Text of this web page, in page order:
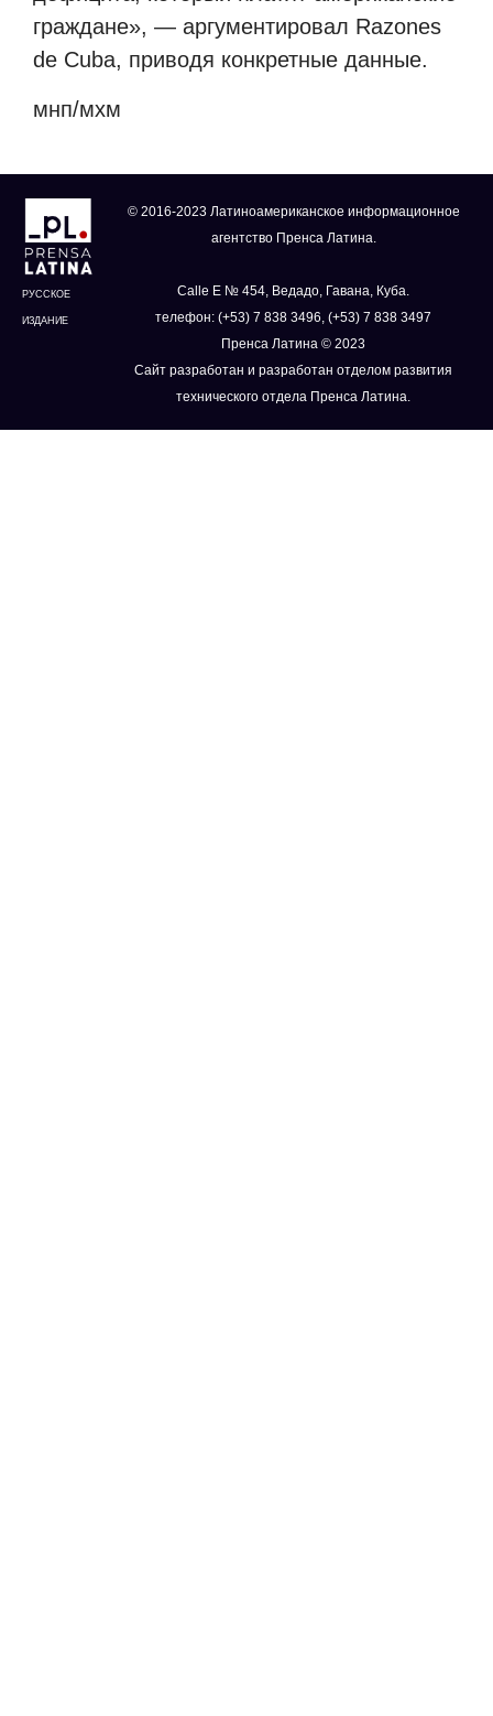
граждане», — аргументировал Razones
de Cuba, приводя конкретные данные.
мнп/мхм
РУССКОЕ
ИЗДАНИЕ
© 2016-2023 Латиноамериканское информационное
агентство Пренса Латина.
Calle E № 454, Ведадо, Гавана, Куба.
телефон: (+53) 7 838 3496, (+53) 7 838 3497
Пренса Латина © 2023
Сайт разработан и разработан отделом развития
технического отдела Пренса Латина.